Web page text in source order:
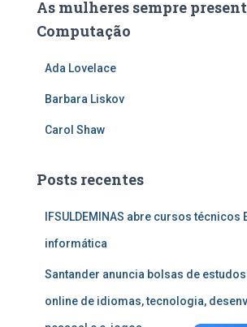
As mulheres sempre
Computação
Ada Lovelace
Barbara Liskov
Carol Shaw
Posts recentes
IFSULDEMINAS abre cursos técnicos
informática
Santander anuncia bolsas de
online de idiomas, tecnologia,